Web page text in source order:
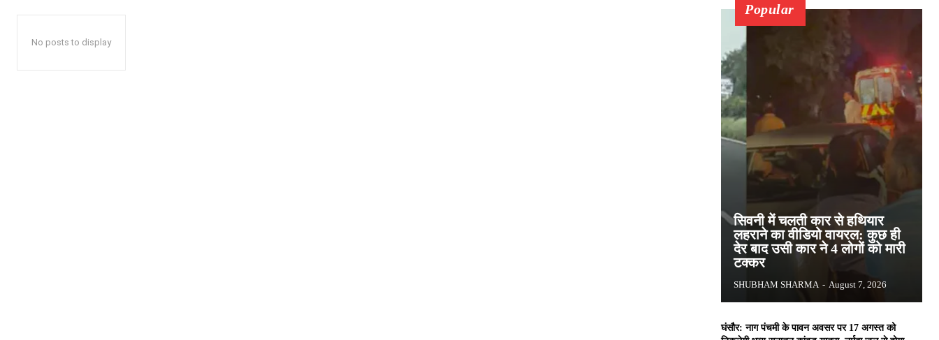
No posts to display
Popular
सिवनी में चलती कार से हथियार
लहराने का वीडियो वायरल: कुछ ही
देर बाद उसी कार ने 4 लोगों को मारी
टक्कर
SHUBHAM SHARMA - August 7, 2026
घंसौर: नाग पंचमी के पावन अवसर पर 17 अगस्त को